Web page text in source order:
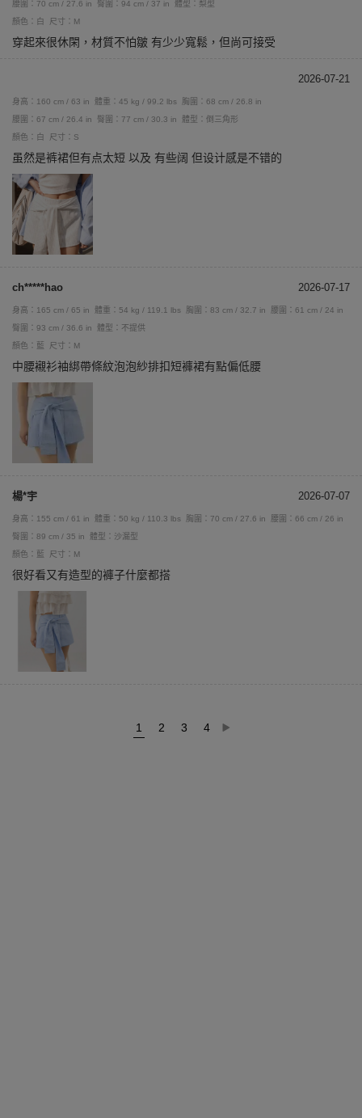
腰圍：70 cm / 27.6 in
臀圍：94 cm / 37 in
體型：梨型
顏色：白
尺寸：M
穿起來很休閑，材質不怕皺 有少少寬鬆，但尚可接受
2026-07-21
身高：160 cm / 63 in 體重：45 kg / 99.2 lbs
胸圍：68 cm / 26.8 in
腰圍：67 cm / 26.4 in
臀圍：77 cm / 30.3 in
體型：倒三角形
顏色：白
尺寸：S
虽然是裤裙但有点太短 以及 有些阔 但设计感是不错的
ch*****hao 2026-07-17
身高：165 cm / 65 in 體重：54 kg / 119.1 lbs 胸圍：83 cm / 32.7 in
腰圍：61 cm / 24 in
臀圍：93 cm / 36.6 in
體型：不提供
顏色：藍
尺寸：M
中腰襯衫袖綁帶條紋泡泡紗排扣短褲裙有點偏低腰
楊*宇 2026-07-07
身高：155 cm / 61 in 體重：50 kg / 110.3 lbs 胸圍：70 cm / 27.6 in
腰圍：66 cm / 26 in
臀圍：89 cm / 35 in
體型：沙漏型
顏色：藍
尺寸：M
很好看又有造型的褲子什麼都搭
1 2 3 4